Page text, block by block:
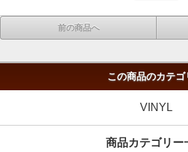
前の商品へ
この商品のカテゴ
VINYL
商品カテゴリー